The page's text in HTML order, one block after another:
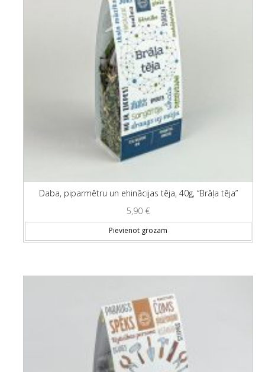
Daba, piparmētru un ehinācijas tēja, 40g, “Brāļa tēja”
5,90 €
Pievienot grozam